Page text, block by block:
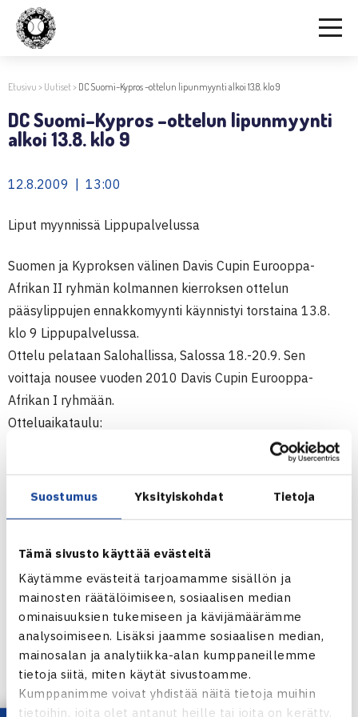
Suostumus Yksityiskohdat Tietoja
Tämä sivusto käyttää evästeitä
Käytämme evästeitä tarjoamamme sisällön ja
mainosten räätälöimiseen, sosiaalisen median
ominaisuuksien tukemiseen ja kävijämäärämme
analysoimiseen. Lisäksi jaamme sosiaalisen median,
mainosalan ja analytiikka-alan kumppaneillemme
tietoja siitä, miten käytät sivustoamme.
Kumppanimme voivat yhdistää näitä tietoja muihin
tietoihin, joita olet antanut heille tai joita on kerätty,
Etusivu > Uutiset> DC Suomi–Kypros –ottelun lipunmyynti alkoi 13.8. klo 9
DC Suomi–Kypros –ottelun lipunmyynti
alkoi 13.8. klo 9
12.8.2009 | 13:00
Liput myynnissä Lippupalvelussa
Suomen ja Kyproksen välinen Davis Cupin Eurooppa-
Afrikan II ryhmän kolmannen kierroksen ottelun
pääsylippujen ennakkomyynti käynnistyi torstaina 13.8.
klo 9 Lippupalvelussa.
Ottelu pelataan Salohallissa, Salossa 18.-20.9. Sen
voittaja nousee vuoden 2010 Davis Cupin Eurooppa-
Afrikan I ryhmään.
Otteluaikataulu:
Perjantai 18.9. klo 14.45 avajaiset, klo 15 alk. kaksi
Lauantai 19.9. klo 14 nelinpeli
Ennakkoon ostettujen lippujen hinnat:
Kolmen päivän lippu maksaa 60€, junioreilta (7-17v) 35€.
Perjantain ja sunnuntain päiväliput ovat 25€, junioreilta
25€
Lauantain päivälippu on 15€ ja junioreilta 10€
Ovelta ostetut liput ovat 5€ kalliimmat.
Salohallin osoite on Pormestarinkatu 5, 24100 Salo